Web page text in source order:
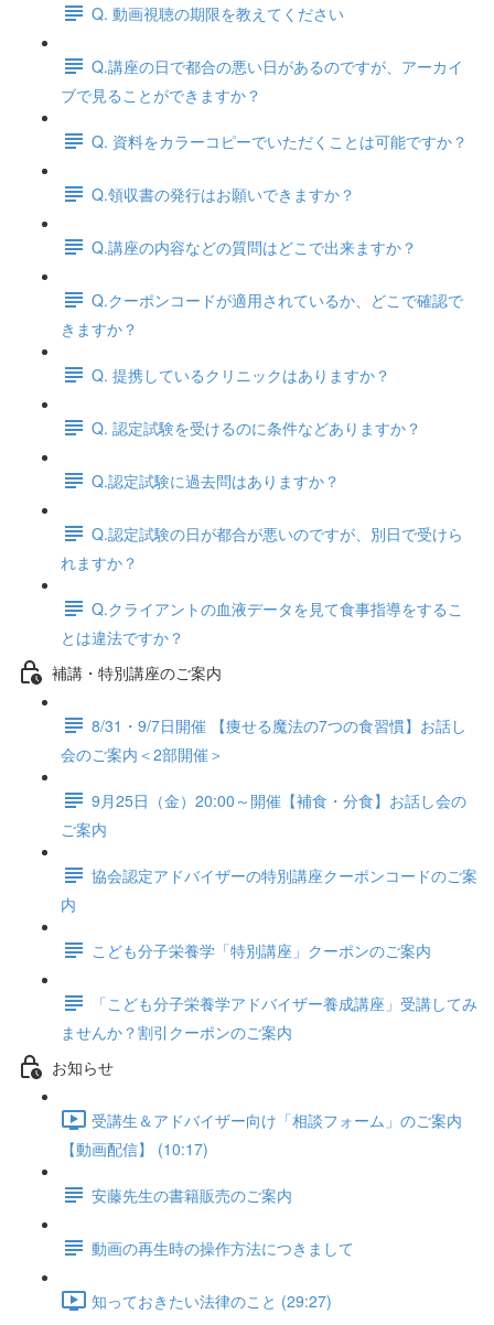
Q. 動画視聴の期限を教えてください
Q.講座の日で都合の悪い日があるのですが、アーカイ
ブで見ることができますか？
Q. 資料をカラーコピーでいただくことは可能ですか？
Q.領収書の発行はお願いできますか？
Q.講座の内容などの質問はどこで出来ますか？
Q.クーポンコードが適用されているか、どこで確認で
きますか？
Q. 提携しているクリニックはありますか？
Q. 認定試験を受けるのに条件などありますか？
Q.認定試験に過去問はありますか？
Q.認定試験の日が都合が悪いのですが、別日で受けら
れますか？
Q.クライアントの血液データを見て食事指導をするこ
とは違法ですか？
補講・特別講座のご案内
8/31・9/7日開催 【痩せる魔法の7つの食習慣】お話し
会のご案内＜2部開催＞
9月25日（金）20:00～開催【補食・分食】お話し会の
ご案内
協会認定アドバイザーの特別講座クーポンコードのご案
内
こども分子栄養学「特別講座」クーポンのご案内
「こども分子栄養学アドバイザー養成講座」受講してみ
ませんか？割引クーポンのご案内
お知らせ
受講生＆アドバイザー向け「相談フォーム」のご案内
【動画配信】 (10:17)
安藤先生の書籍販売のご案内
動画の再生時の操作方法につきまして
知っておきたい法律のこと (29:27)